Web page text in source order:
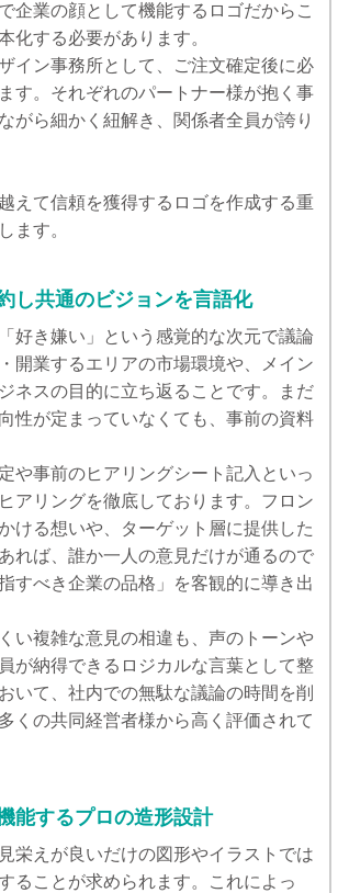
企業の顔として機能するロゴだからこ
化する必要があります。
イン事務所として、ご注文確定後に必
す。それぞれのパートナー様が抱く事
がら細かく紐解き、関係者全員が誇り
えて信頼を獲得するロゴを作成する重
ます。
し共通のビジョンを言語化
好き嫌い」という感覚的な次元で議論
開業するエリアの市場環境や、メイン
ネスの目的に立ち返ることです。まだ
性が定まっていなくても、事前の資料
や事前のヒアリングシート記入といっ
アリングを徹底しております。フロン
ける想いや、ターゲット層に提供した
れば、誰か一人の意見だけが通るので
すべき企業の品格」を客観的に導き出
い複雑な意見の相違も、声のトーンや
が納得できるロジカルな言葉として整
いて、社内での無駄な議論の時間を削
くの共同経営者様から高く評価されて
能するプロの造形設計
栄えが良いだけの図形やイラストでは
ることが求められます。これによっ